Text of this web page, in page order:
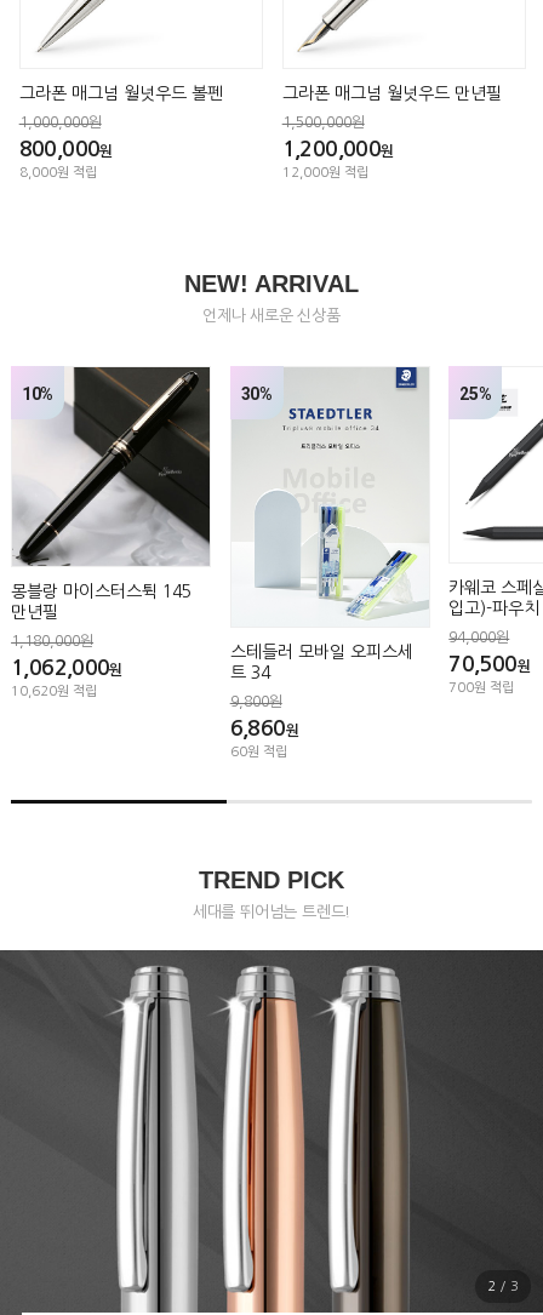
그라폰 매그넘 월넛우드 볼펜
1,000,000원
800,000원
8,000원 적립
그라폰 매그넘 월넛우드 만년필
1,500,000원
1,200,000원
12,000원 적립
NEW! ARRIVAL
언제나 새로운 신상품
30%
스테들러 모바일 오피스세
트 34
9,800원
25%
카웨코 스페샬 블랙 샤프(재
입고)-파우치 증정(사은품)
70,500
27%
포르쉐
Year(볼펜)
한정판-3개
450,000원
330,000
TREND PICK
세대를 뛰어넘는 트렌드!
2 / 3